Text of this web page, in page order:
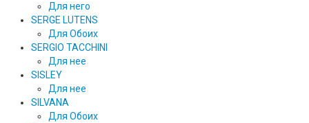
Для него
SERGE LUTENS
Для Обоих
SERGIO TACCHINI
Для нее
SISLEY
Для нее
SILVANA
Для Обоих